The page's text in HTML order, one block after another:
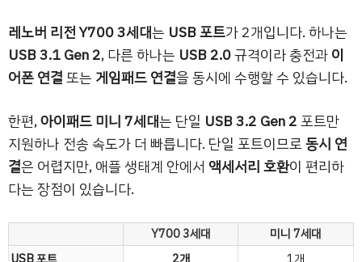
레노버 리전 Y700 3세대는 USB 포트가 2개입니다. 하나는
USB 3.1 Gen 2, 다른 하나는 USB 2.0규격이라 충전과이
어폰 연결또는 게임패드 연결을 동시에 수행할 수 있습니다.
한편,아이패드 미니 7세대는 단일 USB 3.2 Gen 2포트만
지원하나 전송 속도가 더 빠릅니다. 단일 포트이므로동시 연
결은 어렵지만, 애플 생태계 안에서 액세서리 호환이 편리하
다는 장점이 있습니다.
Y700 3세대
미니 7세대